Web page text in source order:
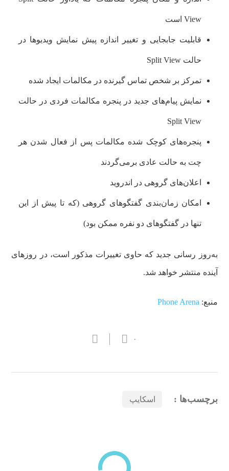
View است
قابلیت جابجایی و تغییر اندازه پیش نمایش ویدیوها در
حالت Split View
تمرکز بر شخص تماس گیرنده در مکالمات ایجاد شده
نمایش پیام‌های جدید در پنجره مکالمات فردی در حالت
Split View
پنجره‌های کوچک شده مکالمات پس از فعال شدن هر
چت به حالت عادی برمی‌گردند
اعلان‌های گروهی در اندروید
امکان زمان‌بندی گفتگوهای گروهی (که تا پیش از این
تنها در گفتگوهای دو نفره ممکن بود)
به‌روز رسانی جدید که حاوی تغییرات مذکور است، در روزهای
آینده منتشر خواهد شد.
منبع: Phone Arena
۰
برچسب‌ها : اسکایپ